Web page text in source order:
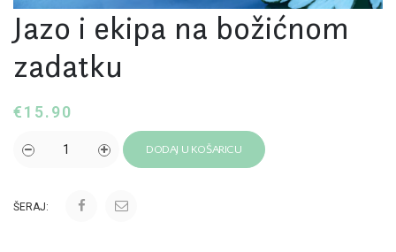
Jazo i ekipa na božićnom
zadatku
€15.90
DODAJ U KOŠARICU
ŠERAJ: